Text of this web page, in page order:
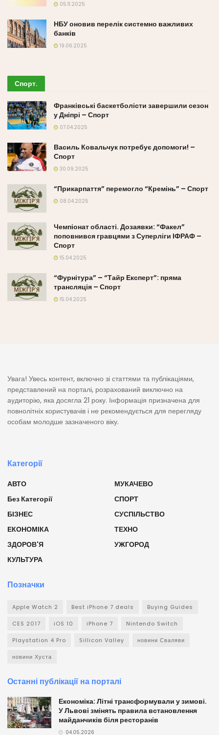
05.11.2025
НБУ оновив перелік системно важливих
банків
19.06.2025
Спорт.
Франківські баскетболісти завершили сезон
у Дніпрі – Спорт
07.04.2025
Василь Ковальчук потребує допомоги! –
Спорт
30.09.2025
“Прикарпаття” перемогло “Кремінь” – Спорт
08.04.2025
Чемпіонат області. Дозаявки: “Факел”
поповнився гравцями з Суперліги ІФРАФ –
Спорт
15.04.2025
“Фурнітура” – “Тайр Експерт”: пряма
трансляція – Спорт
15.04.2025
Увага! Увесь контент, включно зі статтями та публікаціями,
представлений на порталі, розрахований виключно на
аудиторію, яка досягла 21 року. Інформація призначена для
повнолітніх користувачів і не рекомендується для перегляду
особам молодше зазначеного віку.
Категорії
АВТО
Без Категорії
БІЗНЕС
ЕКОНОМІКА
ЗДОРОВ'Я
КУЛЬТУРА
МУКАЧЕВО
СПОРТ
СУСПІЛЬСТВО
ТЕХНО
УЖГОРОД
Позначки
Apple Watch 2 Best iPhone 7 deals Buying Guides
CES 2017 iOS 10 iPhone 7 Nintendo Switch
Playstation 4 Pro Sillicon Valley новини Сваляви
новини Хуста
Останні публікації на порталі
Економіка: Літні трансформували у зимові.
У Львові змінять правила встановлення
майданчиків біля ресторанів
04.05.2026